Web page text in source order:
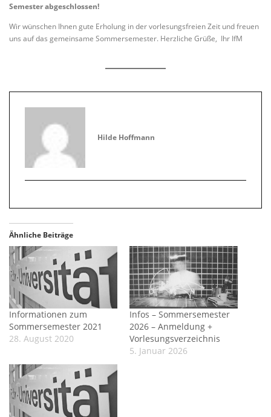
Semester abgeschlossen!
Wir wünschen Ihnen gute Erholung in der vorlesungsfreien Zeit und freuen
uns auf das gemeinsame Sommersemester. Herzliche Grüße, Ihr IfM
Hilde Hoffmann
Ähnliche Beiträge
Informationen zum
Sommersemester 2021
28. August 2020
Infos – Sommersemester
2026 – Anmeldung +
Vorlesungsverzeichnis
5. Januar 2026